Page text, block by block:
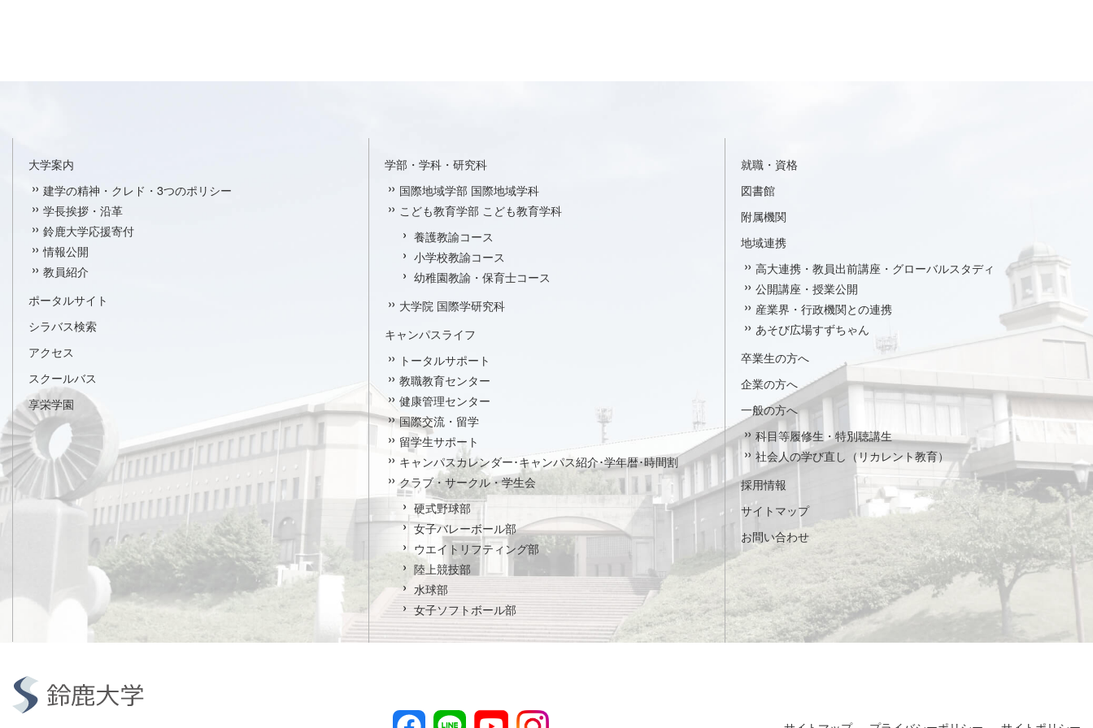
大学案内
建学の精神・クレド・3つのポリシー
学長挨拶・沿革
鈴鹿大学応援寄付
情報公開
教員紹介
ポータルサイト
シラバス検索
アクセス
スクールバス
享栄学園
学部・学科・研究科
国際地域学部 国際地域学科
こども教育学部 こども教育学科
養護教諭コース
小学校教諭コース
幼稚園教諭・保育士コース
大学院 国際学研究科
キャンパスライフ
トータルサポート
教職教育センター
健康管理センター
国際交流・留学
留学生サポート
キャンパスカレンダー･キャンパス紹介･学年暦･時間割
クラブ・サークル・学生会
硬式野球部
女子バレーボール部
ウエイトリフティング部
陸上競技部
水球部
女子ソフトボール部
就職・資格
図書館
附属機関
地域連携
高大連携・教員出前講座・グローバルスタディ
公開講座・授業公開
産業界・行政機関との連携
あそび広場すずちゃん
卒業生の方へ
企業の方へ
一般の方へ
科目等履修生・特別聴講生
社会人の学び直し（リカレント教育）
採用情報
サイトマップ
お問い合わせ